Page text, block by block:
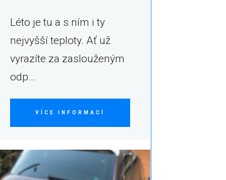
Léto je tu a s ním i ty
nejvyšší teploty. Ať už
vyrazíte za zaslouženým
odp...
VÍCE INFORMACÍ